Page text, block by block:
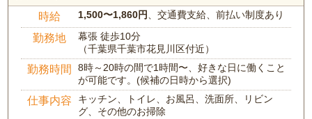
時給 1,500〜1,860円 、交通費支給、前払い制度あり
勤務地
幕張 徒歩10分
（千葉県千葉市花見川区付近）
勤務時間
8時～20時の間で1時間〜、好きな日に働くこと
が可能です。(候補の日時から選択)
仕事内容
キッチン、トイレ、お風呂、洗面所、リビン
グ、その他のお掃除